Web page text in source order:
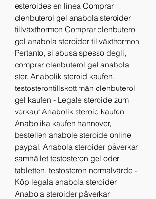
esteroides en línea Comprar
clenbuterol gel anabola steroider
tillväxthormon Comprar clenbuterol
gel anabola steroider tillväxthormon
Pertanto, si abusa spesso degli,
comprar clenbuterol gel anabola
ster. Anabolik steroid kaufen,
testosterontillskott män clenbuterol
gel kaufen - Legale steroide zum
verkauf Anabolik steroid kaufen
Anabolika kaufen hannover,
bestellen anabole steroide online
paypal. Anabola steroider påverkar
samhället testosteron gel oder
tabletten, testosteron normalvärde -
Köp legala anabola steroider
Anabola steroider påverkar